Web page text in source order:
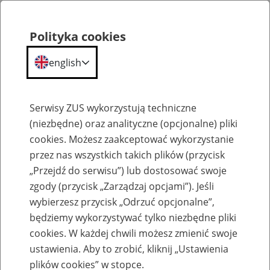
Szkolenia
Zaproś ZUS do siebie: Aktywni 50+
Polityka cookies
english
Serwisy ZUS wykorzystują techniczne
(niezbędne) oraz analityczne (opcjonalne) pliki
cookies. Możesz zaakceptować wykorzystanie
przez nas wszystkich takich plików (przycisk
„Przejdź do serwisu”) lub dostosować swoje
zgody (przycisk „Zarządzaj opcjami”). Jeśli
wybierzesz przycisk „Odrzuć opcjonalne”,
będziemy wykorzystywać tylko niezbędne pliki
cookies. W każdej chwili możesz zmienić swoje
ustawienia. Aby to zrobić, kliknij „Ustawienia
plików cookies” w stopce.